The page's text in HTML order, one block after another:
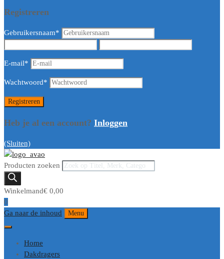
Registreren
Gebruikersnaam*
E-mail*
Wachtwoord*
Heb je al een account? Inloggen
(Sluiten)
Producten zoeken
Winkelmand€ 0,00
0
Ga naar de inhoud
Menu
Home
Dakdragers